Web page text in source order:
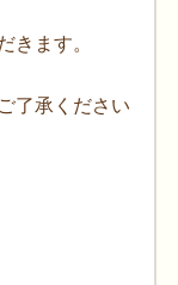
ます。
了承ください